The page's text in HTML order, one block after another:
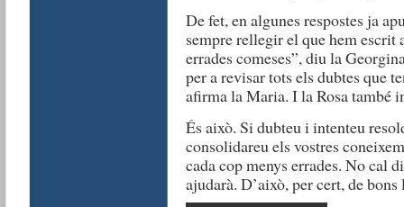
De fet, en algunes respostes ja
sempre rellegir el que hem escrit
errades comeses”, diu la
per a revisar tots els dubtes que
afirma la Maria. I la Rosa també
És això. Si dubteu i intenteu
consolidareu els vostres
cada cop menys errades. No cal
ajudarà. D’això, per cert, de